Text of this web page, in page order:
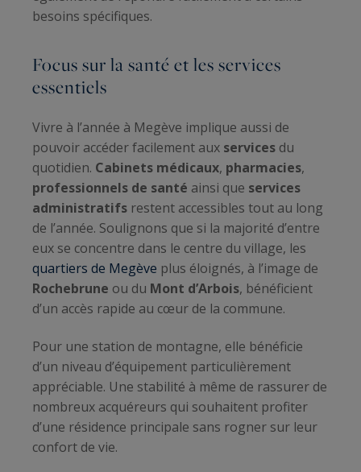
besoins spécifiques.
Focus sur la santé et les services
essentiels
Vivre à l’année à Megève implique aussi de
pouvoir accéder facilement aux services du
quotidien. Cabinets médicaux, pharmacies,
professionnels de santé ainsi que services
administratifs restent accessibles tout au long
de l’année. Soulignons que si la majorité d’entre
eux se concentre dans le centre du village, les
quartiers de Megève plus éloignés, à l’image de
Rochebrune ou du Mont d’Arbois, bénéficient
d’un accès rapide au cœur de la commune.
Pour une station de montagne, elle bénéficie
d’un niveau d’équipement particulièrement
appréciable. Une stabilité à même de rassurer de
nombreux acquéreurs qui souhaitent profiter
d’une résidence principale sans rogner sur leur
confort de vie.